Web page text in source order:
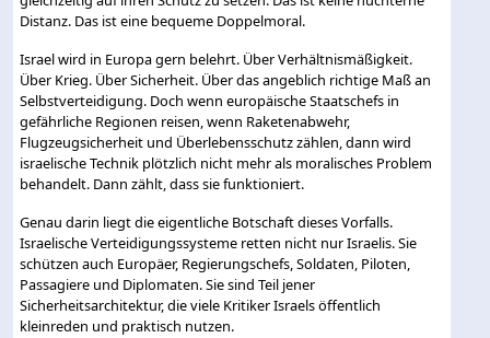
Distanz. Das ist eine bequeme Doppelmoral.
Israel wird in Europa gern belehrt. Über Verhältnismäßigkeit.
Über Krieg. Über Sicherheit. Über das angeblich richtige Maß an
Selbstverteidigung. Doch wenn europäische Staatschefs in
gefährliche Regionen reisen, wenn Raketenabwehr,
Flugzeugsicherheit und Überlebensschutz zählen, dann wird
israelische Technik plötzlich nicht mehr als moralisches Problem
behandelt. Dann zählt, dass sie funktioniert.
Genau darin liegt die eigentliche Botschaft dieses Vorfalls.
Israelische Verteidigungssysteme retten nicht nur Israelis. Sie
schützen auch Europäer, Regierungschefs, Soldaten, Piloten,
Passagiere und Diplomaten. Sie sind Teil jener
Sicherheitsarchitektur, die viele Kritiker Israels öffentlich
kleinreden und praktisch nutzen.